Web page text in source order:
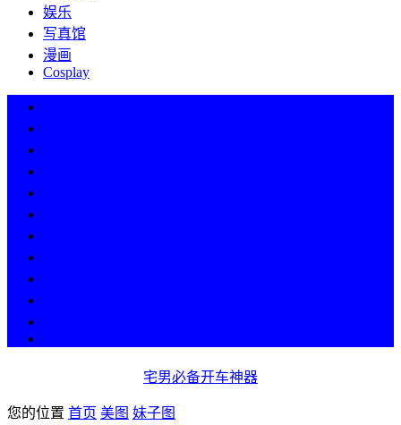
娱乐
写真馆
漫画
Cosplay
宅男必备开车神器
您的位置 首页 美图 妹子图